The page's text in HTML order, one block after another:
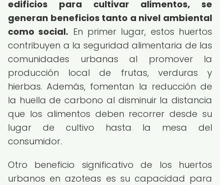
edificios para cultivar alimentos, se
generan beneficios tanto a nivel ambiental
como social. En primer lugar, estos huertos
contribuyen a la seguridad alimentaria de las
comunidades urbanas al promover la
producción local de frutas, verduras y
hierbas. Además, fomentan la reducción de
la huella de carbono al disminuir la distancia
que los alimentos deben recorrer desde su
lugar de cultivo hasta la mesa del
consumidor.
Otro beneficio significativo de los huertos
urbanos en azoteas es su capacidad para